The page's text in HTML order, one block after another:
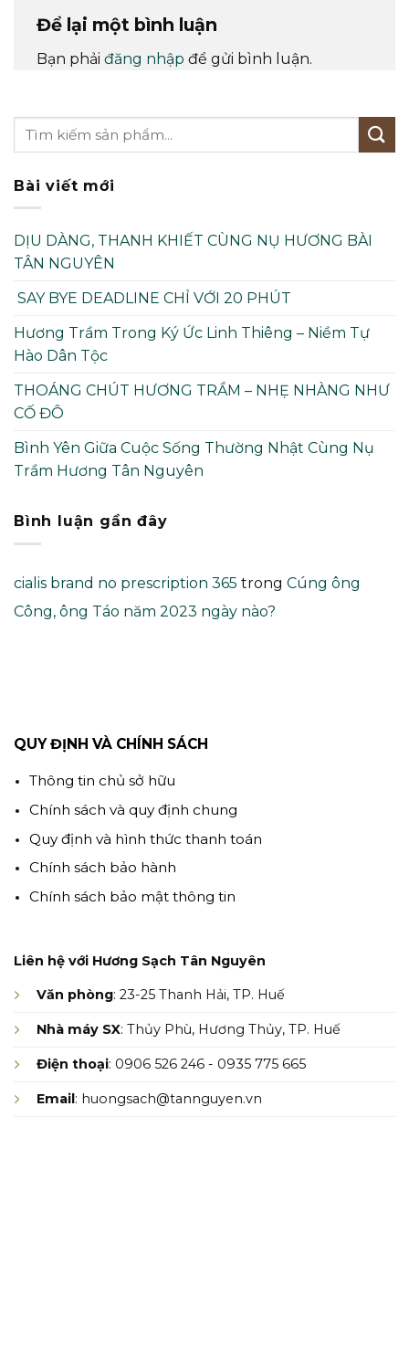
Để lại một bình luận
Bạn phải đăng nhập để gửi bình luận.
Bài viết mới
DỊU DÀNG, THANH KHIẾT CÙNG NỤ HƯƠNG BÀI
TÂN NGUYÊN
SAY BYE DEADLINE CHỈ VỚI 20 PHÚT
Hương Trầm Trong Ký Ức Linh Thiêng – Niềm Tự
Hào Dân Tộc
THOÁNG CHÚT HƯƠNG TRẦM – NHẸ NHÀNG NHƯ
CỐ ĐÔ
Bình Yên Giữa Cuộc Sống Thường Nhật Cùng Nụ
Trầm Hương Tân Nguyên
Bình luận gần đây
cialis brand no prescription 365 trong Cúng ông
Công, ông Táo năm 2023 ngày nào?
QUY ĐỊNH VÀ CHÍNH SÁCH
Thông tin chủ sở hữu
Chính sách và quy định chung
Quy định và hình thức thanh toán
Chính sách bảo hành
Chính sách bảo mật thông tin
Liên hệ với Hương Sạch Tân Nguyên
Văn phòng: 23-25 Thanh Hải, TP. Huế
Nhà máy SX: Thủy Phù, Hương Thủy, TP. Huế
Điện thoại: 0906 526 246 - 0935 775 665
Email: huongsach@tannguyen.vn